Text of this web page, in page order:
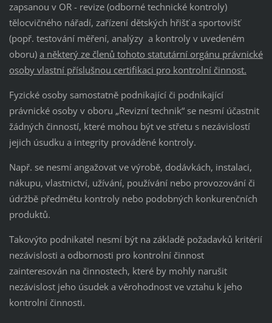
zapsanou v OR - revize (odborné technické kontroly)
tělocvičného nářadí, zařízení dětských hřišť a sportovišť
(popř. testování měření, analýzy a kontroly v uvedeném
oboru) a některý ze členů tohoto statutární orgánu právnické
osoby vlastní příslušnou certifikaci pro kontrolní činnost.
Fyzické osoby samostatně podnikající či podnikající
právnické osoby v oboru „Revizní technik“ se nesmí účastnit
žádných činností, které mohou být ve střetu s nezávislostí
jejich úsudku a integrity prováděné kontroly.
Např. se nesmí angažovat ve výrobě, dodávkách, instalaci,
nákupu, vlastnictví, užívání, používání nebo provozování či
údržbě předmětu kontroly nebo podobných konkurenčních
produktů.
Takovýto podnikatel nesmí být na základě požadavků kritérií
nezávislosti a odbornosti pro kontrolní činnost
zainteresován na činnostech, které by mohly narušit
nezávislost jeho úsudek a věrohodnost ve vztahu k jeho
kontrolní činnosti.